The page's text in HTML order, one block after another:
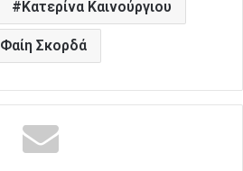
Κατερίνα Καινούργιου
Φαίη Σκορδά